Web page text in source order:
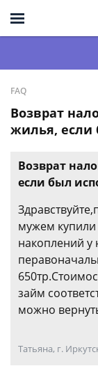
FAQ
Возврат
жилья, если
Возврат
если был
мужем купили
накоплений у
займ
можно
Татьяна, г.